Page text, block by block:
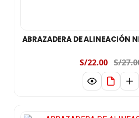
ABRAZADERA DE ALINEACIÓN
S/22.00 S/